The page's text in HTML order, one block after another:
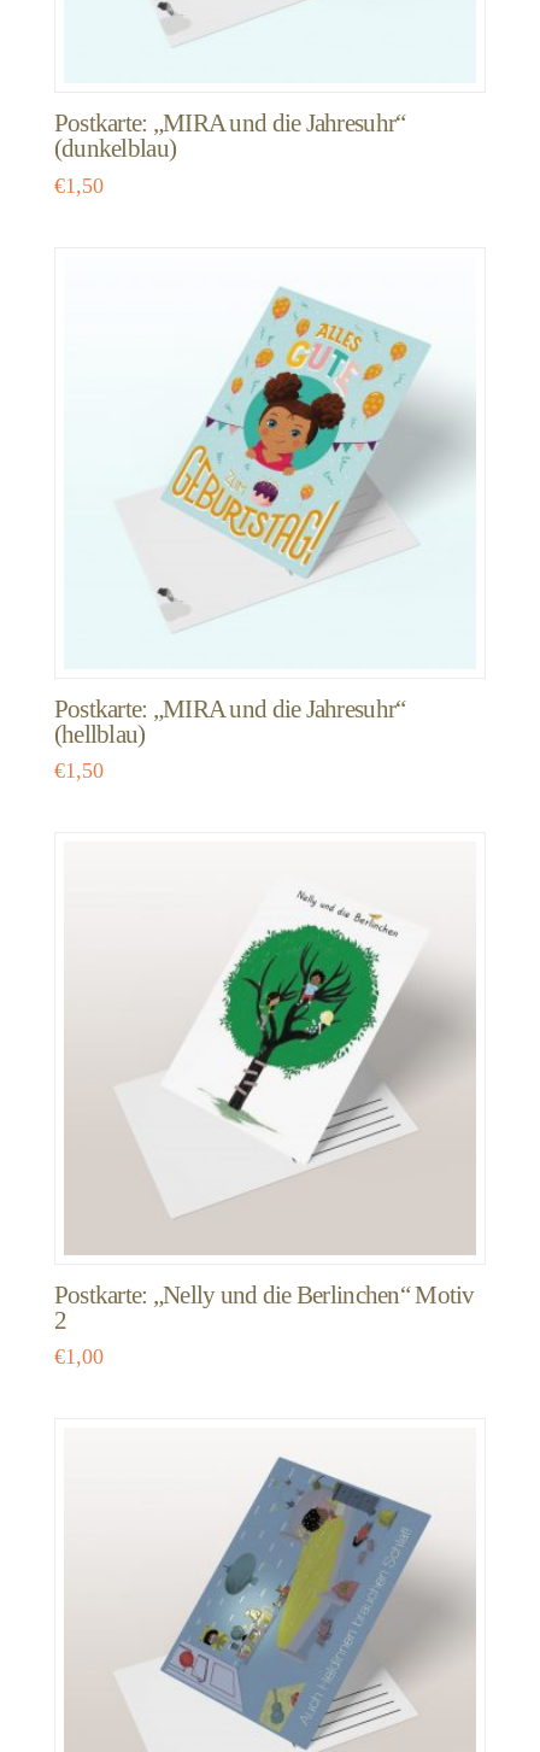
Postkarte: „MIRA und die Jahresuhr“
(dunkelblau)
€1,50
Postkarte: „MIRA und die Jahresuhr“
(hellblau)
€1,50
Postkarte: „Nelly und die Berlinchen“ Motiv
2
€1,00